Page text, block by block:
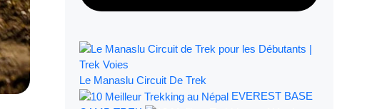
Le Manaslu Circuit De Trek
EVEREST BASE